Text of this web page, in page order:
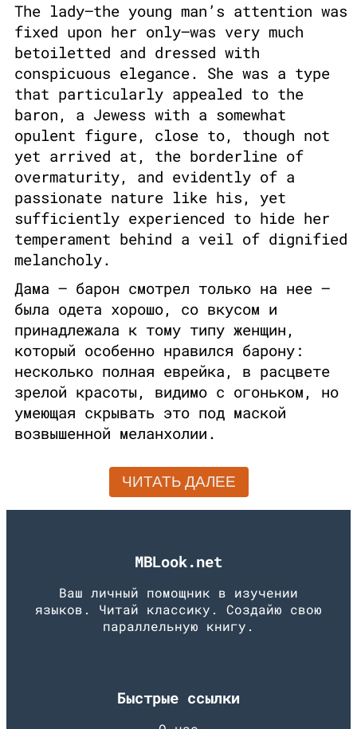
The lady—the young man’s attention was
fixed upon her only—was very much
betoiletted and dressed with
conspicuous elegance. She was a type
that particularly appealed to the
baron, a Jewess with a somewhat
opulent figure, close to, though not
yet arrived at, the borderline of
overmaturity, and evidently of a
passionate nature like his, yet
sufficiently experienced to hide her
temperament behind a veil of dignified
melancholy.
Дама – барон смотрел только на нее –
была одета хорошо, со вкусом и
принадлежала к тому типу женщин,
который особенно нравился барону:
несколько полная еврейка, в расцвете
зрелой красоты, видимо с огоньком, но
умеющая скрывать это под маской
возвышенной меланхолии.
ЧИТАТЬ ДАЛЕЕ
MBLook.net
Ваш личный помощник в изучении
языков. Читай классику. Создайю свою
параллельную книгу.
Быстрые ссылки